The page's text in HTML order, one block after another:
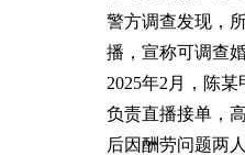
警方调查发现，
播，宣称可调查
2025年2月，陈
负责直播接单，
后因酬劳问题两